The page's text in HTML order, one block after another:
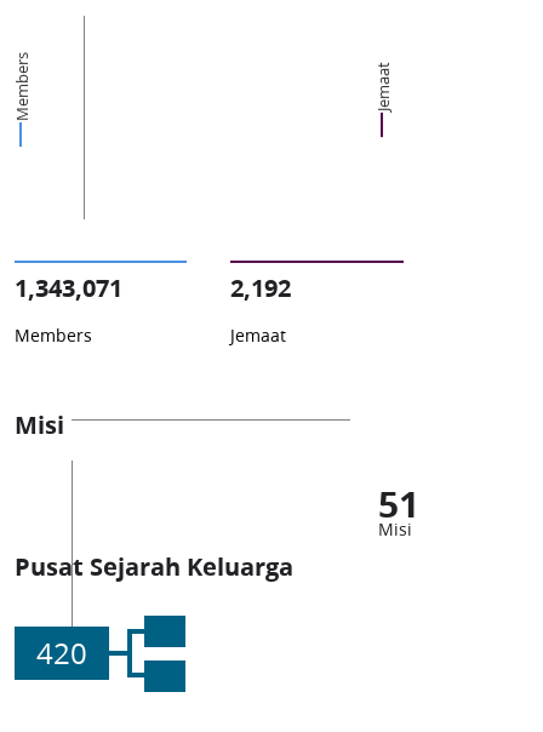
Members Jemaat
1,343,071
Members
2,192
Jemaat
Misi
51
Misi
Pusat Sejarah Keluarga
420